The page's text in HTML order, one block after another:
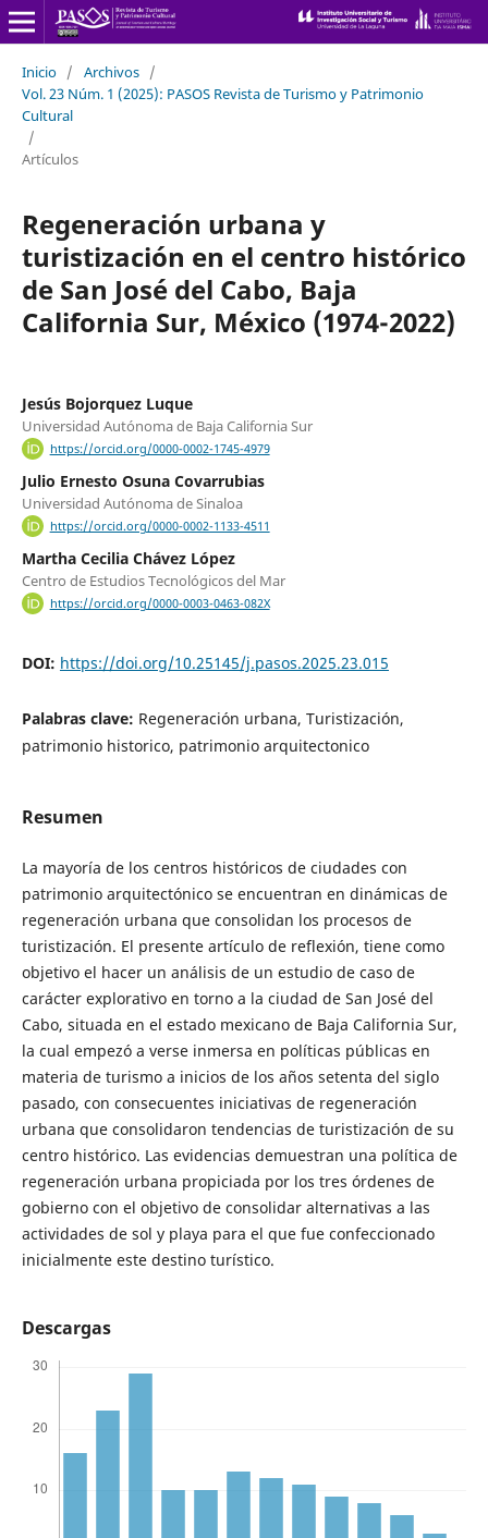
Inicio / Archivos /
Vol. 23 Núm. 1 (2025): PASOS Revista de Turismo y Patrimonio
Cultural
/
Artículos
Regeneración urbana y
turistización en el centro histórico
de San José del Cabo, Baja
California Sur, México (1974-2022)
Jesús Bojorquez Luque
Universidad Autónoma de Baja California Sur
https://orcid.org/0000-0002-1745-4979
Julio Ernesto Osuna Covarrubias
Universidad Autónoma de Sinaloa
https://orcid.org/0000-0002-1133-4511
Martha Cecilia Chávez López
Centro de Estudios Tecnológicos del Mar
https://orcid.org/0000-0003-0463-082X
DOI: https://doi.org/10.25145/j.pasos.2025.23.015
Palabras clave: Regeneración urbana, Turistización,
patrimonio historico, patrimonio arquitectonico
Resumen
La mayoría de los centros históricos de ciudades con
patrimonio arquitectónico se encuentran en dinámicas de
regeneración urbana que consolidan los procesos de
turistización. El presente artículo de reflexión, tiene como
objetivo el hacer un análisis de un estudio de caso de
carácter explorativo en torno a la ciudad de San José del
Cabo, situada en el estado mexicano de Baja California Sur,
la cual empezó a verse inmersa en políticas públicas en
materia de turismo a inicios de los años setenta del siglo
pasado, con consecuentes iniciativas de regeneración
urbana que consolidaron tendencias de turistización de su
centro histórico. Las evidencias demuestran una política de
regeneración urbana propiciada por los tres órdenes de
gobierno con el objetivo de consolidar alternativas a las
actividades de sol y playa para el que fue confeccionado
inicialmente este destino turístico.
Descargas